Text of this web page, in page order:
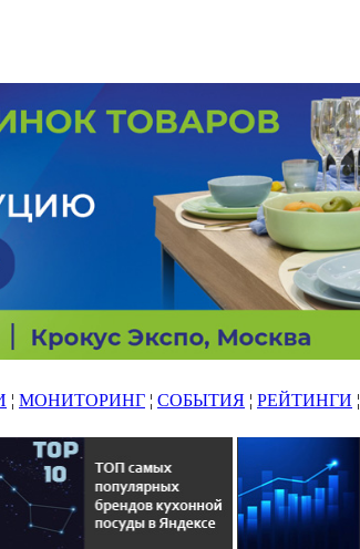
¦ МОНИТОРИНГ ¦ СОБЫТИЯ ¦ РЕЙТИНГИ ¦